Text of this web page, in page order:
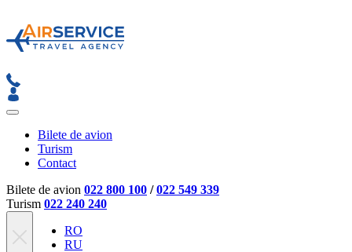
Bilete de avion
Turism
Contact
Bilete de avion 022 800 100 /022 549 339
Turism 022 240 240
RO
RU